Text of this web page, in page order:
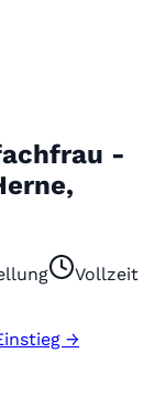
-
Vollzeit
→